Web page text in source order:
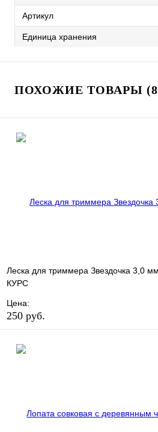
Артикул
Единица хранения
ПОХОЖИЕ ТОВАРЫ
Леска для триммера Звездочка 3,0
КУРС
Цена:
250 руб.
Купить в 1 клик